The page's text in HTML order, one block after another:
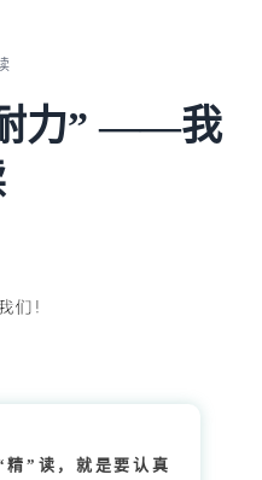
力” ——我
”读，就是要认真